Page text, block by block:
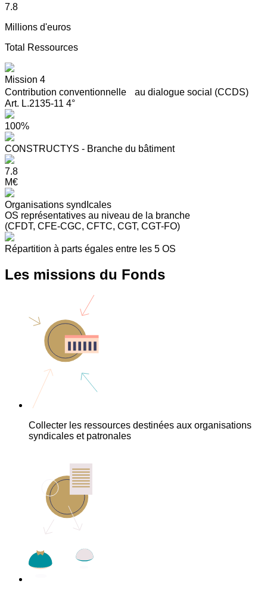
7.8
Millions d'euros
Total Ressources
Mission 4
Contribution conventionnelle au dialogue social (CCDS)
Art. L.2135-11 4°
100%
CONSTRUCTYS - Branche du bâtiment
7.8
M€
Organisations syndIcales
OS représentatives au niveau de la branche
(CFDT, CFE-CGC, CFTC, CGT, CGT-FO)
Répartition à parts égales entre les 5 OS
Les missions du Fonds
Collecter les ressources destinées aux organisations
syndicales et patronales